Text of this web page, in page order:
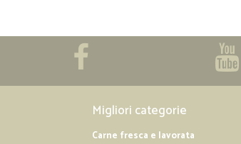
Ho fatto due ordini, per il
overbooking. Una volta fatto
Migliori categorie
Carne fresca e lavorata